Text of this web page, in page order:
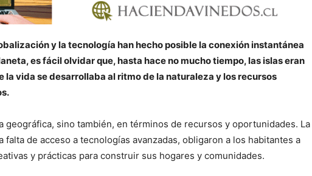
y la tecnología han hecho posible la conexión instantánea
es fácil olvidar que, hasta hace no mucho tiempo, las islas eran
la vida se desarrollaba al ritmo de la naturaleza y los recursos
geográfica, sino también, en términos de recursos y oportunidades. La
falta de acceso a tecnologías avanzadas, obligaron a los habitantes a
y prácticas para construir sus hogares y comunidades.